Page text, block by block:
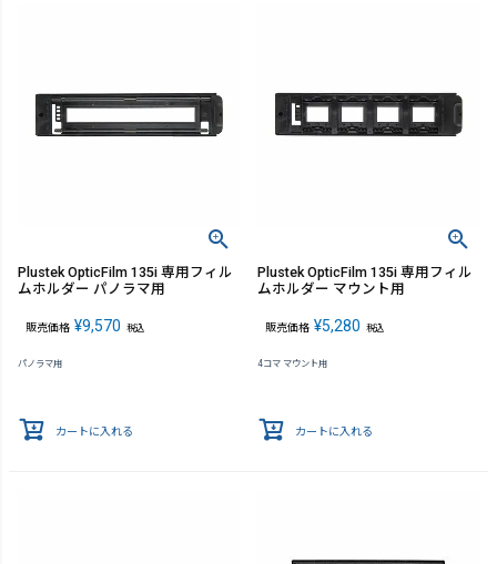
Plustek OpticFilm 135i 専用フィル
ムホルダー パノラマ用
販売価格 ¥9,570 税込
パノラマ用
カートに入れる
Plustek OpticFilm 135i 専用フィル
ムホルダー マウント用
販売価格 ¥5,280 税込
4コマ マウント用
カートに入れる